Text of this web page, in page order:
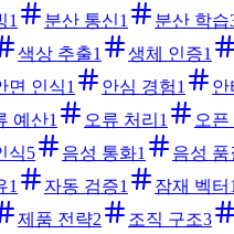
1 분산 통신1 분산 학습
색상 추출1 생체 인증1
면 인식1 안심 경험1 안
예산1 오류 처리 1 오픈
식5 음성 통화1 음성 품
1 자동 검증1 잠재 벡터 1
제품 전략2 조직 구조3